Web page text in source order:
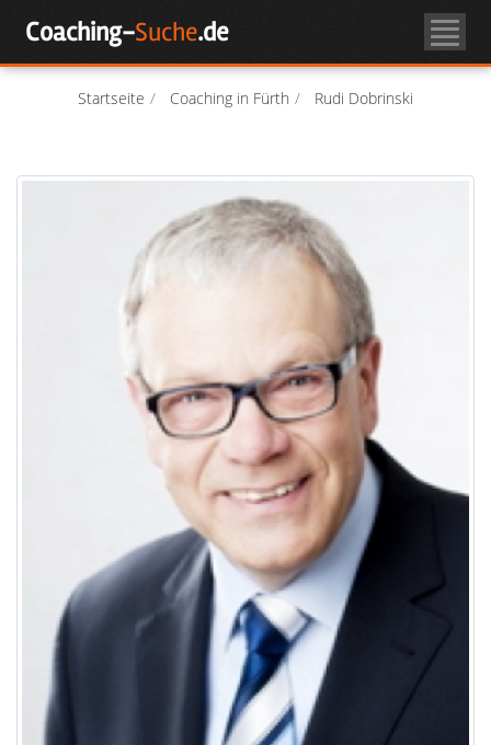
Coaching-Suche.de
Startseite Coaching in Fürth Rudi Dobrinski
Coachsuche
Über Coaching
Als Coach registrieren